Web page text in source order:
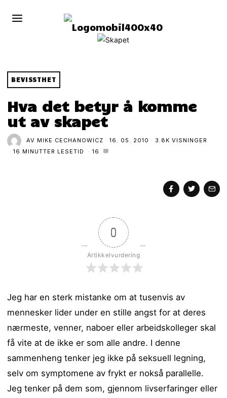
BEVISSTHET
Hva det betyr å komme
ut av skapet
AV MIKE CECHANOWICZ 16. 05. 2010
3.8K VISNINGER
16 MINUTTER LESETID
16
0
Artikkelvurdering
Jeg har en sterk mistanke om at tusenvis av
mennesker lider under en stille angst for at deres
nærmeste, venner, naboer eller arbeidskolleger skal
få vite at de ikke er som alle andre. I denne
sammenheng tenker jeg ikke på seksuell legning,
selv om symptomene av frykt er nokså parallelle.
Jeg tenker på dem som, gjennom livserfaringer eller